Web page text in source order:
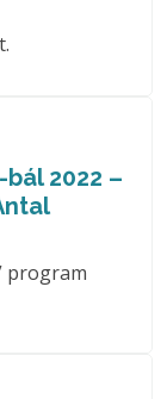
2022 –
program